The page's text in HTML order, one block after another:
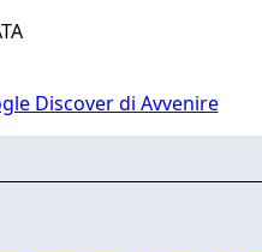
Discover di Avvenire